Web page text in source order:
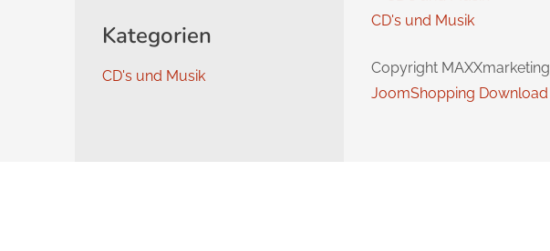
Kategorien
CD's und Musik
CD's und Musik
Copyright
JoomShopping